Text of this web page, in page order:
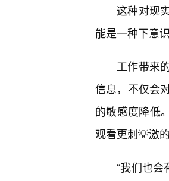
这种对现
能是一种下意
工作带来
信息，不仅会
的敏感度降低
观看更刺💡激
“我们也会